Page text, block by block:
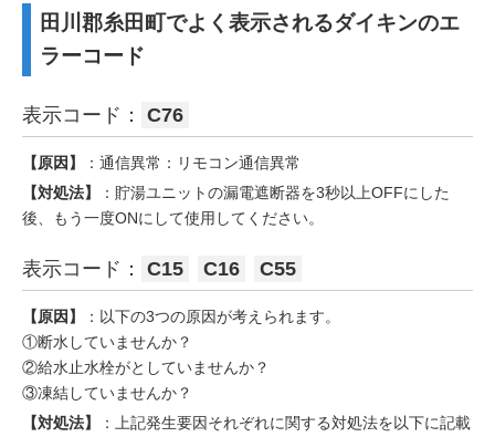
田川郡糸田町でよく表示されるダイキンのエ
ラーコード
表示コード： C76
【原因】
：通信異常：リモコン通信異常
【対処法】
：貯湯ユニットの漏電遮断器を3秒以上OFFにした
後、もう一度ONにして使用してください。
表示コード： C15 C16 C55
【原因】
：以下の3つの原因が考えられます。
①断水していませんか？
②給水止水栓がとしていませんか？
③凍結していませんか？
【対処法】
：上記発生要因それぞれに関する対処法を以下に記載